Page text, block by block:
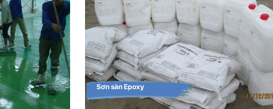
Sơn sàn Epoxy